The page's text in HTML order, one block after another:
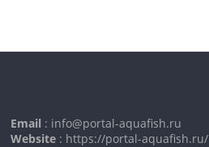
Email : info@portal-aquafish.ru
Website : https://portal-aquafish.ru/